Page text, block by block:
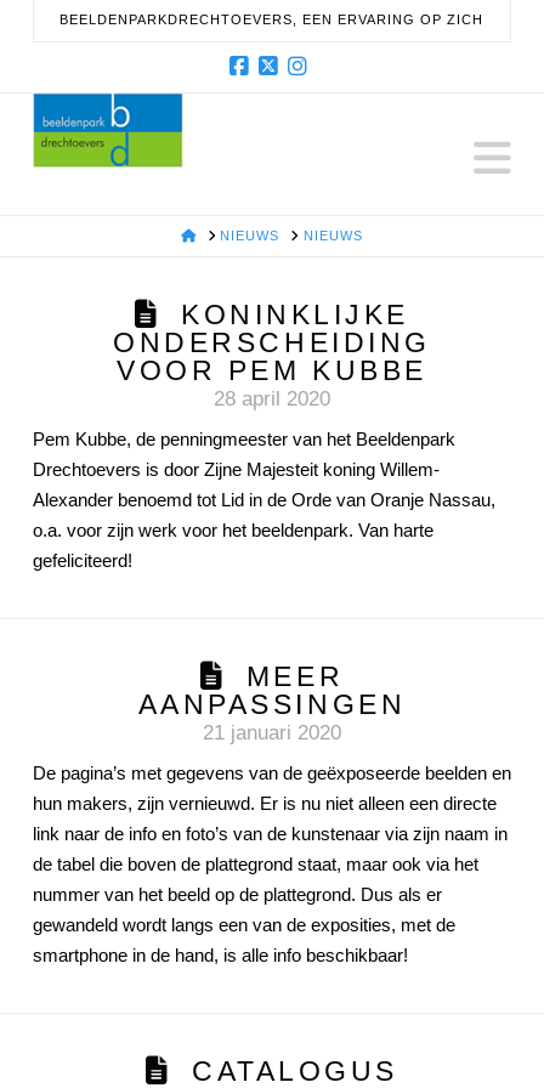
BEELDENPARKDRECHTOEVERS, EEN ERVARING OP ZICH
HOMENIEUWS NIEUWS
KONINKLIJKE
ONDERSCHEIDING
VOOR PEM KUBBE
28 april 2020
Pem Kubbe, de penningmeester van het Beeldenpark
Drechtoevers is door Zijne Majesteit koning Willem-
Alexander benoemd tot Lid in de Orde van Oranje Nassau,
o.a. voor zijn werk voor het beeldenpark. Van harte
gefeliciteerd!
MEER
AANPASSINGEN
21 januari 2020
De pagina’s met gegevens van de geëxposeerde beelden en
hun makers, zijn vernieuwd. Er is nu niet alleen een directe
link naar de info en foto’s van de kunstenaar via zijn naam in
de tabel die boven de plattegrond staat, maar ook via het
nummer van het beeld op de plattegrond. Dus als er
gewandeld wordt langs een van de exposities, met de
smartphone in de hand, is alle info beschikbaar!
CATALOGUS